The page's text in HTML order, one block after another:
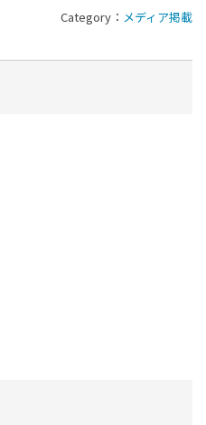
Category： メディア掲載